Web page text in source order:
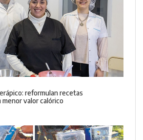
reformulan recetas
valor calórico